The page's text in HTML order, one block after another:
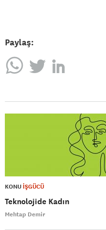
Paylaş:
KONU İŞGÜCÜ
Teknolojide Kadın
Mehtap Demir